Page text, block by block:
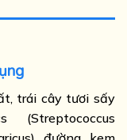
trái cây tươi sấy